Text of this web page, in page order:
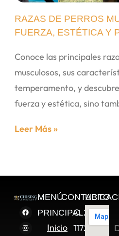
RAZAS DE PERROS
FUERZA, ESTÉTICA Y
Conoce las principales
musculosos, sus
temperamento, y
fuerza y estética, sino
Leer Más »
MENÚ
PRINCIPAL
Inicio
CONTACTO
C. 2 Sur
11722,